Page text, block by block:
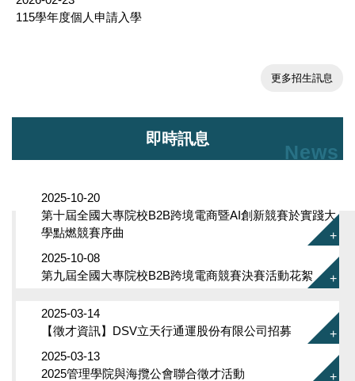
115學年度個人申請入學
更多招生訊息
即時訊息
News
2025-10-20
第十屆全國大專院校B2B跨境電商暨AI創新競賽於實踐大
學點燃競賽序曲
2025-10-08
第九屆全國大專院校B2B跨境電商競賽決賽活動花絮
2025-03-14
【徵才資訊】DSV立天行通運股份有限公司招募
2025-03-13
2025管理學院與海攬公會聯合徵才活動